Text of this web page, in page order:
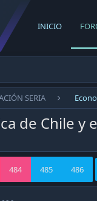
INICIO
SERIA
de Chile y
484 485 486